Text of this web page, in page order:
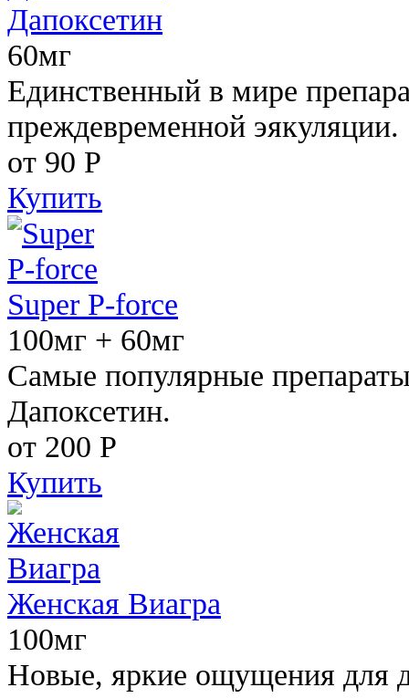
Дапоксетин
60мг
Единственный в мире
преждевременной эякуляции.
от 90 Р
Купить
Super P-force
100мг + 60мг
Самые популярные
Дапоксетин.
от 200 Р
Купить
Женская Виагра
100мг
Новые, яркие ощущения для